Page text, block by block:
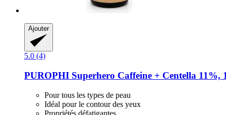
Ajouter
5.0 (4)
PUROPHI Superhero Caffeine + Centella 11%,
Pour tous les types de peau
Idéal pour le contour des yeux
Propriétés défatigantes